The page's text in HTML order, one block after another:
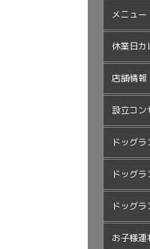
メニュー
休業日カ
店舗情報
設立コン
ドッグ
ドッグ
ドッグ
お子様